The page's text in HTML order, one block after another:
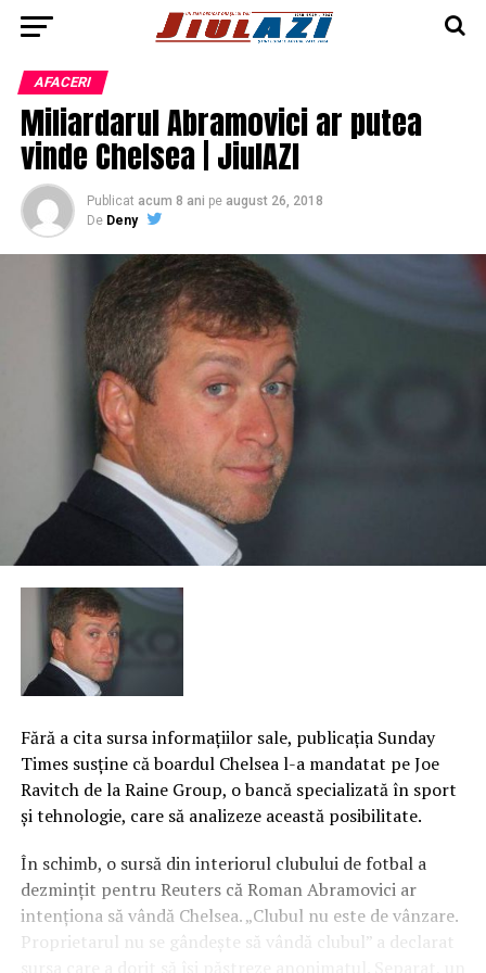
AFACERI
Miliardarul Abramovici ar putea
vinde Chelsea | JiulAZI
Publicat acum 8 ani pe august 26, 2018
De Deny
Fără a cita sursa informaţiilor sale, publicaţia Sunday
Times susţine că boardul Chelsea l-a mandatat pe Joe
Ravitch de la Raine Group, o bancă specializată în sport
şi tehnologie, care să analizeze această posibilitate.
În schimb, o sursă din interiorul clubului de fotbal a
dezminţit pentru Reuters că Roman Abramovici ar
intenţiona să vândă Chelsea. „Clubul nu este de vânzare.
Proprietarul nu se gândeşte să vândă clubul” a declarat